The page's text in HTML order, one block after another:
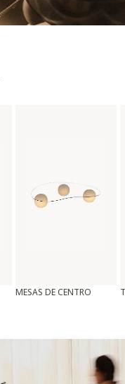
MESAS DE CENTRO